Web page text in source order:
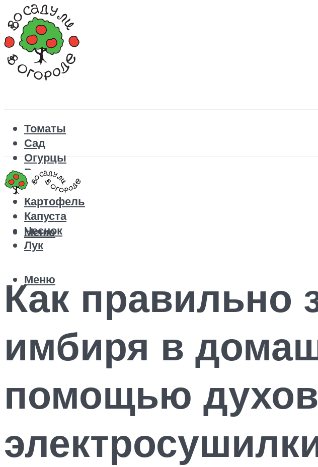
Томаты
Сад
Огурцы
Рецепты
Перец
Картофель
Капуста
Чеснок
Лук
Меню
Меню
Как правильно
имбиря в
помощью